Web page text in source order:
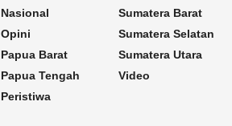
Nasional
Opini
Papua Barat
Papua Tengah
Peristiwa
Sumatera Barat
Sumatera Selatan
Sumatera Utara
Video